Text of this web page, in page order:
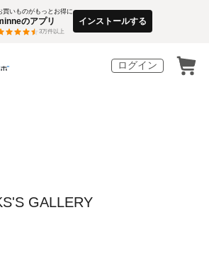
買いものがもっとお得に
のアプリ
3万件以上
インストールする
ログイン
GALLERY